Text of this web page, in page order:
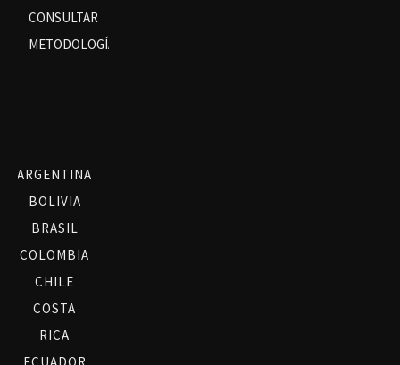
CONSULTAR
METODOLOGÍA
ARGENTINA
BOLIVIA
BRASIL
COLOMBIA
CHILE
COSTA
RICA